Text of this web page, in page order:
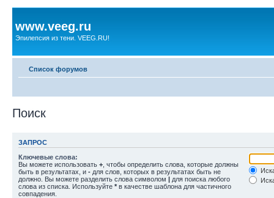
www.veeg.ru
Эпилепсия из тени. VEEG.RU!
Список форумов
Поиск
ЗАПРОС
Ключевые слова:
Вы можете использовать + , чтобы определить слова, которые должны
быть в результатах, и - для слов, которых в результатах быть не
должно. Вы можете разделить слова символом | для поиска любого
слова из списка. Используйте * в качестве шаблона для частичного
совпадения.